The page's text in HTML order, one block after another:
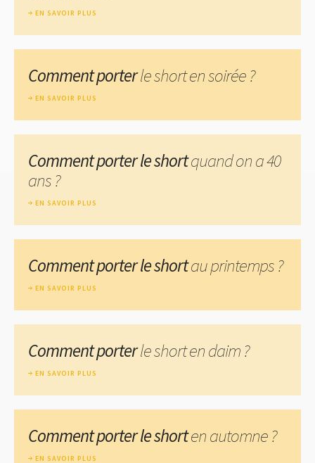
EN SAVOIR PLUS
Comment porterle short en soirée ?
EN SAVOIR PLUS
Comment porter le shortquand on a 40
ans ?
EN SAVOIR PLUS
Comment porter le shortau printemps ?
EN SAVOIR PLUS
Comment porterle short en daim ?
EN SAVOIR PLUS
Comment porter le shorten automne ?
EN SAVOIR PLUS